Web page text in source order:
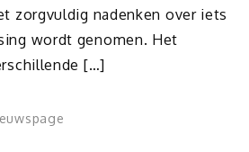
zorgvuldig nadenken over iets
wordt genomen. Het
[…]